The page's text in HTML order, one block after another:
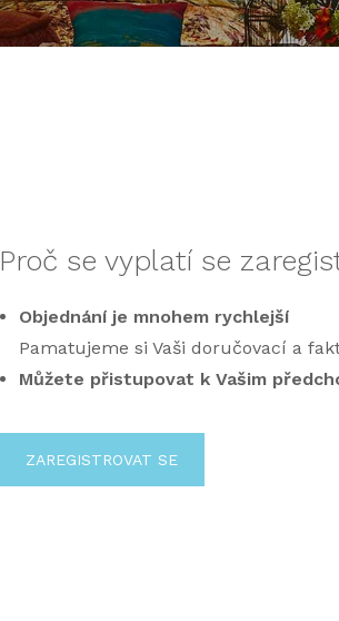
Proč se vyplatí se
Objednání je mnohem rychlejší
Pamatujeme si Vaši doručovací a
Můžete přistupovat k Vašim
ZAREGISTROVAT SE